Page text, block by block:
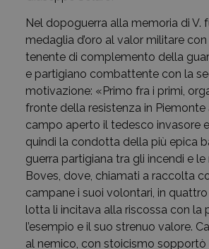
Nel dopoguerra alla memoria di V.
medaglia d’oro al valor militare
tenente di complemento della
e partigiano combattente con la
motivazione: «Primo fra i primi,
fronte della resistenza in Piemonte
campo aperto il tedesco invasore
quindi la condotta della più epica
guerra partigiana tra gli incendi e le
Boves, dove, chiamati a raccolta
campane i suoi volontari, in
lotta li incitava alla riscossa con la
l’esempio e il suo strenuo valore.
al nemico, con stoicismo sopportò